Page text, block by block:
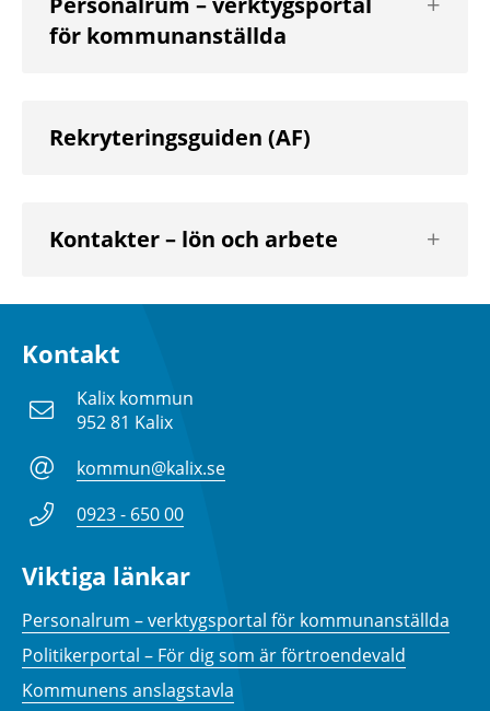
för kommunanställda
nästa
Rekryteringsguiden (AF)
Kontakter – lön och arbete
nästa
Kontakt
Kalix kommun
952 81 Kalix
kommun@kalix.se
0923 - 650 00
Viktiga länkar
Personalrum – verktygsportal för kommunanställda
Politikerportal – För dig som är förtroendevald
Kommunens anslagstavla